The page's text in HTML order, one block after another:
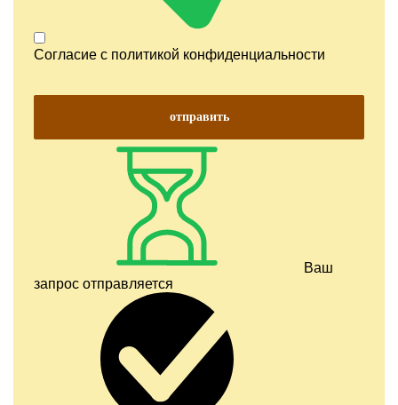
Согласие с политикой конфиденциальности
отправить
Ваш
запрос отправляется